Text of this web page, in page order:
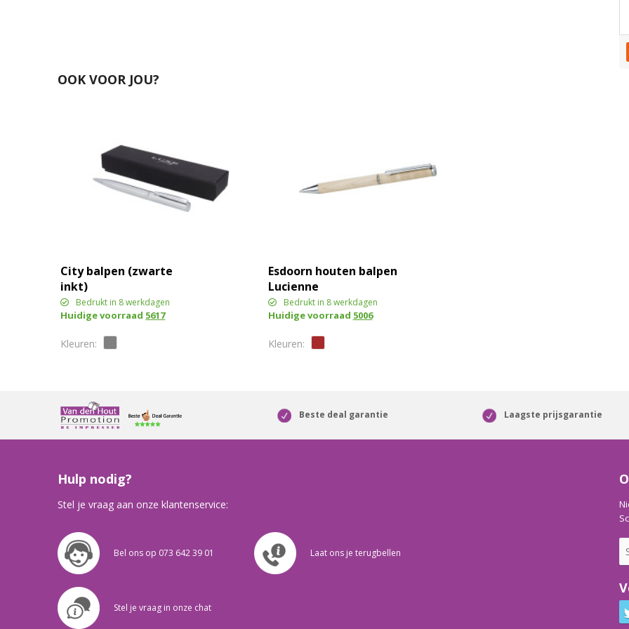
OOK VOOR JOU?
City balpen (zwarte
inkt)
Bedrukt in 8 werkdagen
Huidige voorraad 5617
Esdoorn houten balpen
Lucienne
Bedrukt in 8 werkdagen
Huidige voorraad 5006
Beste deal garantie Laagste prijsgarantie
Hulp nodig?
Stel je vraag aan onze klantenservice:
Bel ons op 073 642 39 01 Laat ons je terugbellen
Stel je vraag in onze chat